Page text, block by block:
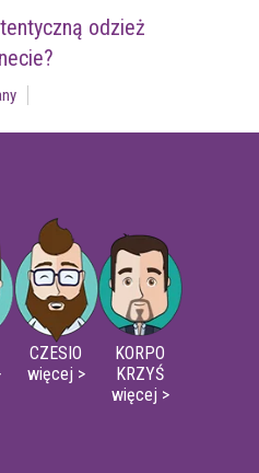
odzież
CZESIO
więcej >
KORPO
KRZYŚ
więcej >